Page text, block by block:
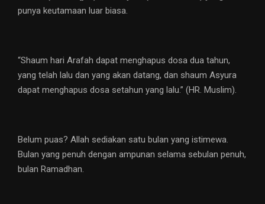
punya keutamaan luar biasa.
“Shaum hari Arafah dapat menghapus dosa dua tahun,
yang telah lalu dan yang akan datang, dan shaum Asyura
dapat menghapus dosa setahun yang lalu.” (HR. Muslim).
Belum puas? Allah sediakan satu bulan yang istimewa.
Bulan yang penuh dengan ampunan selama sebulan penuh,
bulan Ramadhan.